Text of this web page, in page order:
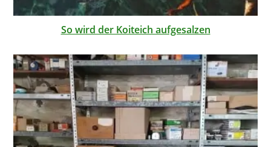
So wird der Koiteich aufgesalzen